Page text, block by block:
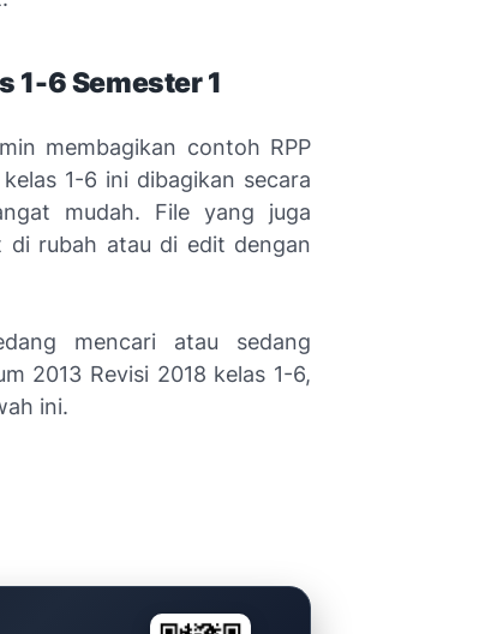
1-6 Semester 1
membagikan contoh RPP
1-6 ini dibagikan secara
mudah. File yang juga
rubah atau di edit dengan
mencari atau sedang
2013 Revisi 2018 kelas 1-6,
ini.